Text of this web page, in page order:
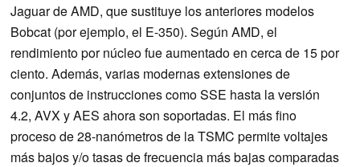
Jaguar de AMD, que sustituye los anteriores modelos
Bobcat (por ejemplo, el E-350). Según AMD, el
rendimiento por núcleo fue aumentado en cerca de 15 por
ciento. Además, varias modernas extensiones de
conjuntos de instrucciones como SSE hasta la versión
4.2, AVX y AES ahora son soportadas. El más fino
proceso de 28-nanómetros de la TSMC permite voltajes
más bajos y/o tasas de frecuencia más bajas comparadas